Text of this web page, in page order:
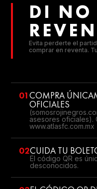
DI NO
Evita perderte el
comprar en reventa.
01COMPRA
OFICIALES
asesores oficiales).
www.atlasfc.com.mx
02CUIDA TU
El código QR es
desconocidos.